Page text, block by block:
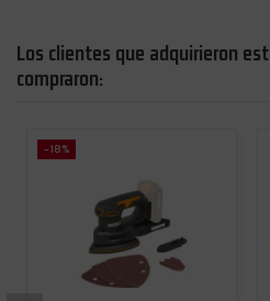
Los clientes que adquirieron
compraron:
-18%